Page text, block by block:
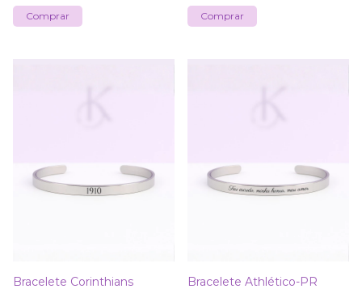
Comprar Comprar
Bracelete Corinthians Bracelete Athlético-PR